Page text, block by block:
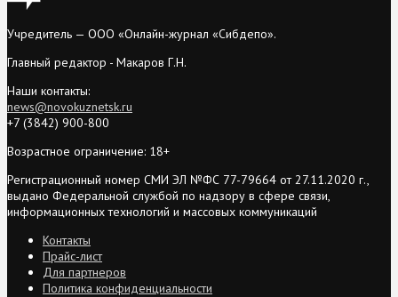
Учредитель — ООО «Онлайн-журнал «Сибдепо».
Главный редактор - Макаров Г.Н.
Наши контакты:
news@novokuznetsk.ru
+7 (3842) 900-800
Возрастное ограничение: 18+
Регистрационный номер СМИ ЭЛ №ФС 77-79664 от 27.11.2020 г.,
выдано Федеральной службой по надзору в сфере связи,
информационных технологий и массовых коммуникаций
Контакты
Прайс-лист
Для партнеров
Политика конфиденциальности